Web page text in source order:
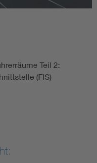
der Normung
Übersicht
Teil 2:
(FIS)